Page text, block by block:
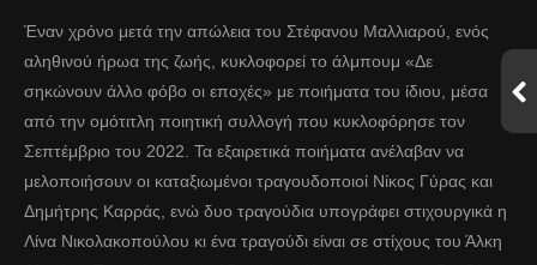
Έναν χρόνο μετά την απώλεια του Στέφανου Μαλλιαρού, ενός
αληθινού ήρωα της ζωής, κυκλοφορεί το άλμπουμ «Δε
σηκώνουν άλλο φόβο οι εποχές» με ποιήματα του ίδιου, μέσα
από την ομότιτλη ποιητική συλλογή που κυκλοφόρησε τον
Σεπτέμβριο του 2022. Τα εξαιρετικά ποιήματα ανέλαβαν να
μελοποιήσουν οι καταξιωμένοι τραγουδοποιοί Νίκος Γύρας και
Δημήτρης Καρράς, ενώ δυο τραγούδια υπογράφει στιχουργικά η
Λίνα Νικολακοπούλου κι ένα τραγούδι είναι σε στίχους του Άλκη